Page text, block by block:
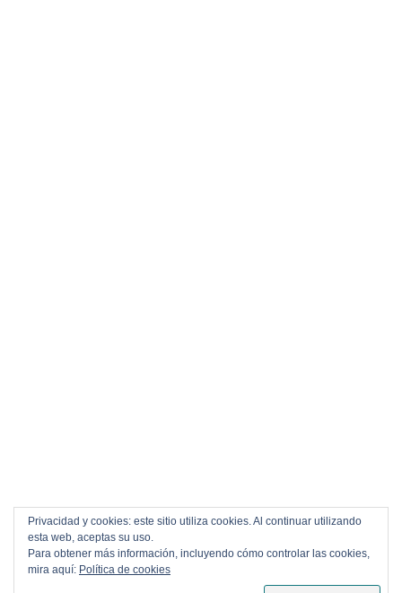
Privacidad y cookies: este sitio utiliza cookies. Al continuar utilizando
esta web, aceptas su uso.
Para obtener más información, incluyendo cómo controlar las cookies,
mira aquí: Política de cookies